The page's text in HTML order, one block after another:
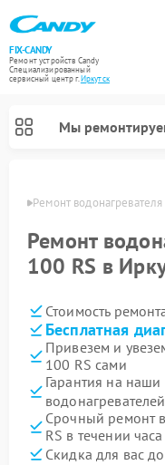
FIX-CANDY
Ремонт устройств Candy
Специализированный
cервисный центр г.Иркутск
Мы
Ремонт
Ремонт
100 RS в
Стоимость
Бесплатная
Привезем и
100 RS сами
Гарантия на
Срочный ремонт
RS в течении часа
Скидка для вас до